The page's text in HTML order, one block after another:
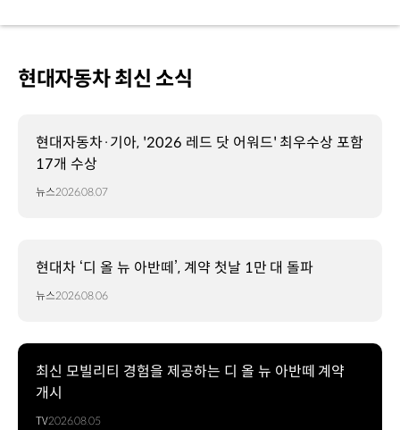
현대자동차 최신 소식
현대자동차·기아, '2026 레드 닷 어워드' 최우수상 포함
17개 수상
뉴스2026.08.07
현대차 ‘디 올 뉴 아반떼’, 계약 첫날 1만 대 돌파
뉴스2026.08.06
최신 모빌리티 경험을 제공하는 디 올 뉴 아반떼 계약
개시
TV2026.08.05